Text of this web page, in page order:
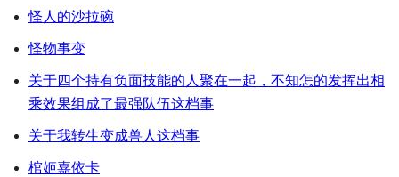
怪人的沙拉碗
怪物事变
关于四个持有负面技能的人聚在一起，不知怎的发挥出相
乘效果组成了最强队伍这档事
关于我转生变成兽人这档事
棺姬嘉依卡